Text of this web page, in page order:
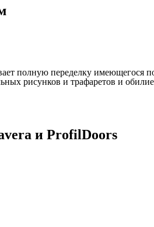
полную переделку имеющегося
рисунков и трафаретов и
и ProfilDoors